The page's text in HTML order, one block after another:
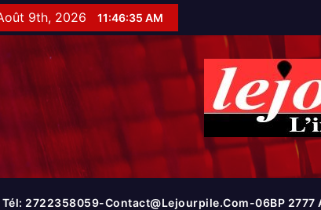
9th, 2026 11:46:36 AM
Tél: 2722358059-Contact@lejourpile.com-06BP 2777